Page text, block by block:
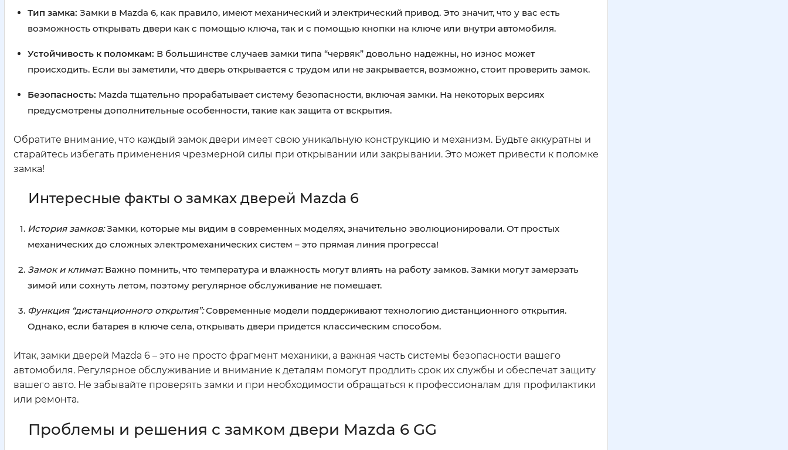
Тип замка: Замки в Mazda 6, как правило, имеют механический и электрический привод. Это значит, что у вас есть
возможность открывать двери как с помощью ключа, так и с помощью кнопки на ключе или внутри автомобиля.
Устойчивость к поломкам: В большинстве случаев замки типа “червяк” довольно надежны, но износ может
происходить. Если вы заметили, что дверь открывается с трудом или не закрывается, возможно, стоит проверить замок.
Безопасность: Mazda тщательно прорабатывает систему безопасности, включая замки. На некоторых версиях
предусмотрены дополнительные особенности, такие как защита от вскрытия.
Обратите внимание, что каждый замок двери имеет свою уникальную конструкцию и механизм. Будьте аккуратны и
старайтесь избегать применения чрезмерной силы при открывании или закрывании. Это может привести к поломке
замка!
Интересные факты о замках дверей Mazda 6
История замков:Замки, которые мы видим в современных моделях, значительно эволюционировали. От простых
механических до сложных электромеханических систем – это прямая линия прогресса!
Замок и климат:Важно помнить, что температура и влажность могут влиять на работу замков. Замки могут замерзать
зимой или сохнуть летом, поэтому регулярное обслуживание не помешает.
Функция “дистанционного открытия”:Современные модели поддерживают технологию дистанционного открытия.
Однако, если батарея в ключе села, открывать двери придется классическим способом.
Итак, замки дверей Mazda 6 – это не просто фрагмент механики, а важная часть системы безопасности вашего
автомобиля. Регулярное обслуживание и внимание к деталям помогут продлить срок их службы и обеспечат защиту
вашего авто. Не забывайте проверять замки и при необходимости обращаться к профессионалам для профилактики
или ремонта.
Проблемы и решения с замком двери Mazda 6 GG